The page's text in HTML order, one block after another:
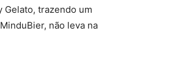
Gelato, trazendo um
não leva na